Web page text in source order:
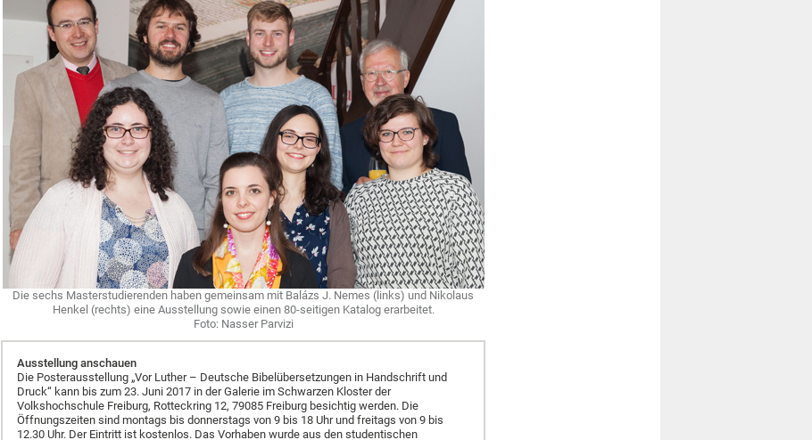
Die sechs Masterstudierenden haben gemeinsam mit Balázs J. Nemes (links) und Nikolaus
Henkel (rechts) eine Ausstellung sowie einen 80-seitigen Katalog erarbeitet.
Foto: Nasser Parvizi
Ausstellung anschauen
Die Posterausstellung „Vor Luther – Deutsche Bibelübersetzungen in Handschrift und
Druck“ kann bis zum 23. Juni 2017 in der Galerie im Schwarzen Kloster der
Volkshochschule Freiburg, Rotteckring 12, 79085 Freiburg besichtig werden. Die
Öffnungszeiten sind montags bis donnerstags von 9 bis 18 Uhr und freitags von 9 bis
12.30 Uhr. Der Eintritt ist kostenlos. Das Vorhaben wurde aus den studentischen